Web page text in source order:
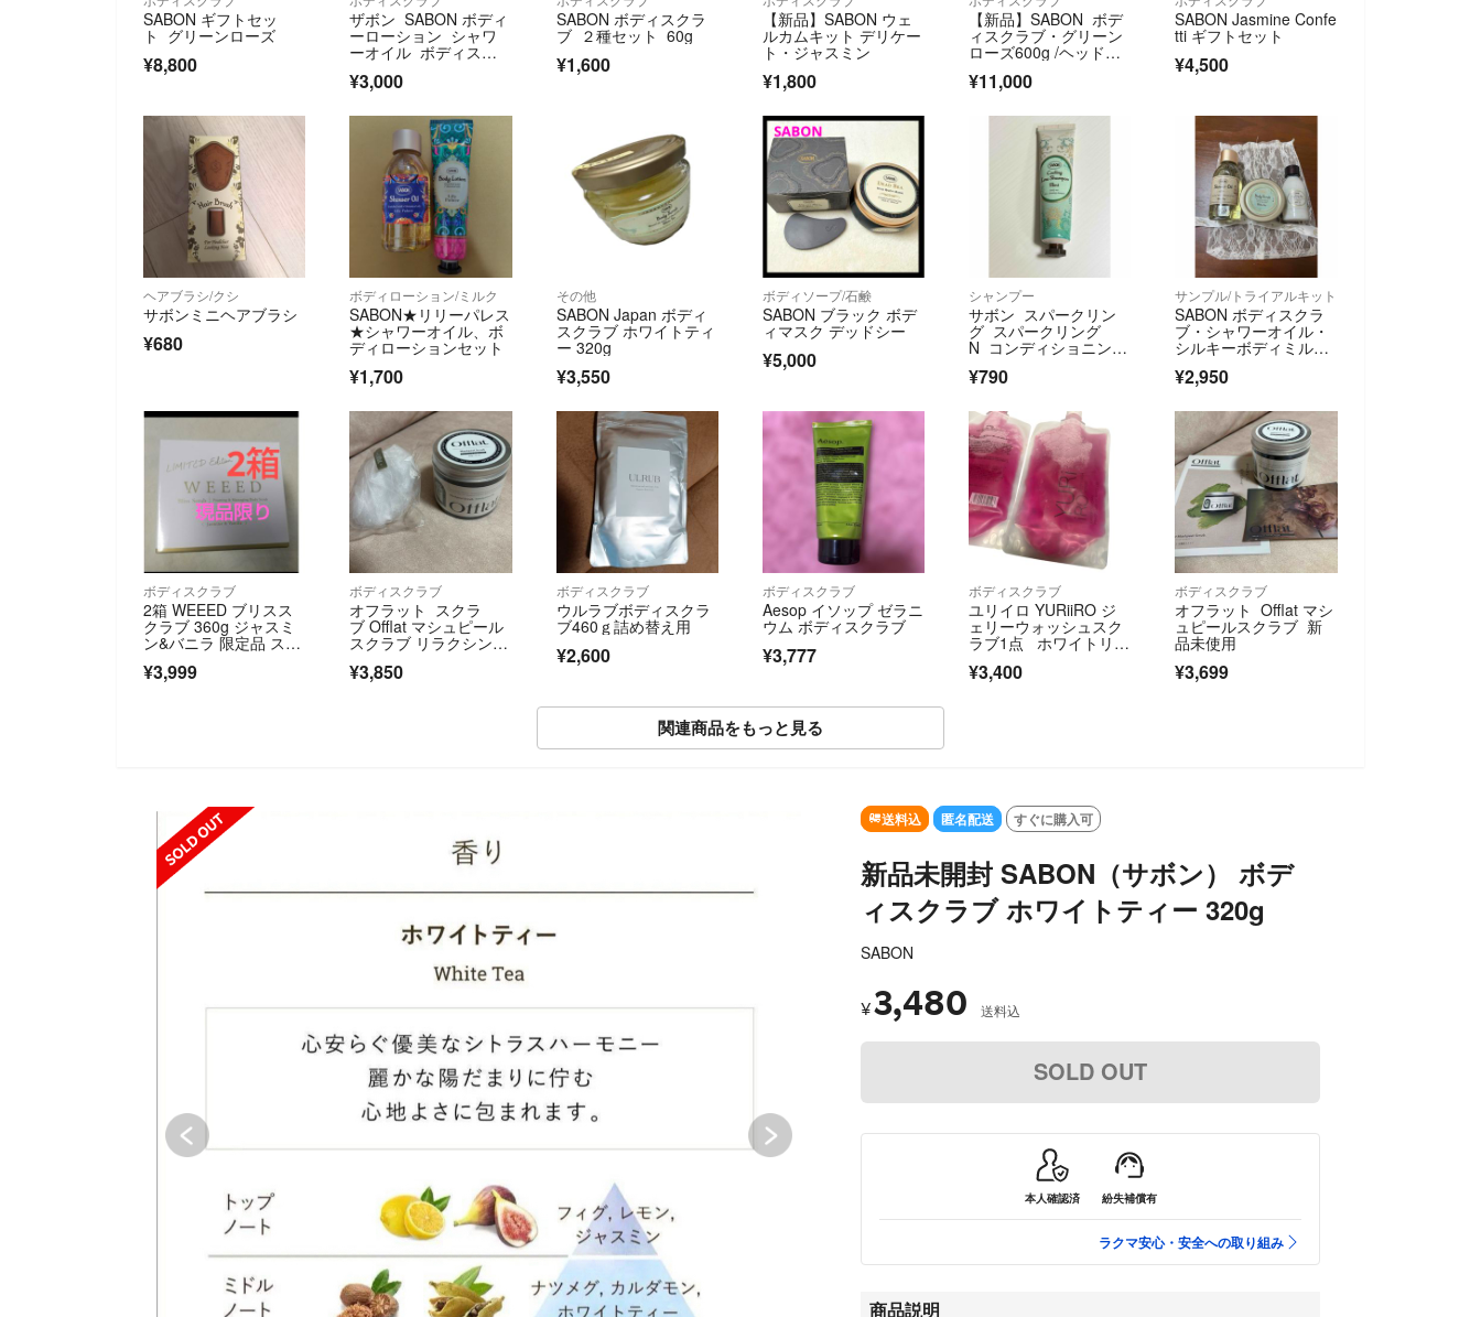
SABON ギフトセッ
ト グリーンローズ
¥8,800
ザボン SABON ボディ
ーローション シャワ
ーオイル ボディスク
ラブ3点セット
¥3,000
SABON ボディスクラ
ブ ２種セット 60g
¥1,600
【新品】SABON ウェ
ルカムキット デリケー
ト・ジャスミン
¥1,800
【新品】SABON ボデ
ィスクラブ・グリーン
ローズ600g /ヘッドス
クラブ・ゼラニウム30
0g/スプーン
¥11,000
SABON Jasmine Confe
tti ギフトセット
¥4,500
ヘアブラシ/クシ
サボンミニヘアブラシ
¥680
ボディローション/ミルク
SABON★リリーパレス
★シャワーオイル、ボ
ディローションセット
¥1,700
その他
SABON Japan ボディ
スクラブ ホワイトティ
ー 320g
¥3,550
ボディソープ/石鹸
SABON ブラック ボデ
ィマスク デッドシー
¥5,000
シャンプー
サボン スパークリン
グ スパークリング
N コンディショニング
¥790
サンプル/トライアルキット
SABON ボディスクラ
ブ・シャワーオイル・
シルキーボディミル
¥2,950
ボディスクラブ
2箱 WEEED ブリスス
クラブ 360g ジャスミ
ン&バニラ 限定品 スク
¥3,999
ボディスクラブ
オフラット スクラ
ブ Offlat マシュピール
スクラブ リラクシング
ネット付き
¥3,850
ボディスクラブ
ウルラブボディスクラ
ブ460ｇ詰め替え用
¥2,600
ボディスクラブ
Aesop イソップ ゼラニ
ウム ボディスクラブ
¥3,777
ボディスクラブ
ユリイロ YURiiRO ジ
ェリーウォッシュスク
ラブ1点 ホワイトリリ
¥3,400
ボディスクラブ
オフラット Offlat マシ
ュピールスクラブ 新
品未使用
¥3,699
関連商品をもっと見る
送料込 匿名配送 すぐに購入可
新品未開封 SABON（サボン） ボデ
ィスクラブ ホワイトティー 320g
SABON
¥3,480 送料込
SOLD OUT
本人確認済 紛失補償有
ラクマ安心・安全への取り組み
商品説明